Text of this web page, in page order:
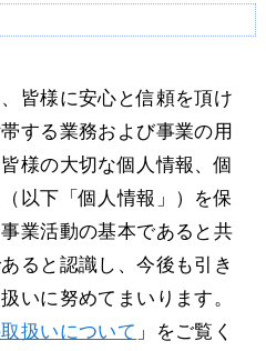
皆様に安心と信頼を頂け
する業務および事業の用
様の大切な個人情報、個
以下「個人情報」）を保
業活動の基本であると共
ると認識し、今後も引き
いに努めてまいります。
扱いについて 」をご覧く